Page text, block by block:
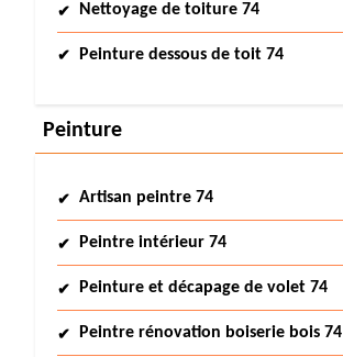
Nettoyage de toiture 74
Peinture dessous de toit 74
Peinture
Artisan peintre 74
Peintre intérieur 74
Peinture et décapage de volet 74
Peintre rénovation boiserie bois 74